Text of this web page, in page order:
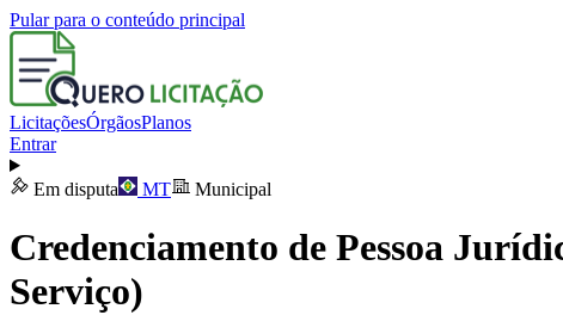
Pular para o conteúdo principal
LicitaçõesÓrgãosPlanos
Entrar
Em disputa MT Municipal
Credenciamento de Pessoa
Serviço)